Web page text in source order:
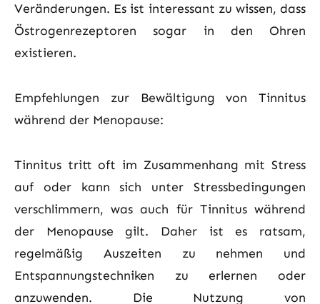
Veränderungen. Es ist interessant zu wissen, dass
Östrogenrezeptoren sogar in den Ohren
existieren.
Empfehlungen zur Bewältigung von Tinnitus
während der Menopause:
Tinnitus tritt oft im Zusammenhang mit Stress
auf oder kann sich unter Stressbedingungen
verschlimmern, was auch für Tinnitus während
der Menopause gilt. Daher ist es ratsam,
regelmäßig Auszeiten zu nehmen und
Entspannungstechniken zu erlernen oder
anzuwenden. Die Nutzung von